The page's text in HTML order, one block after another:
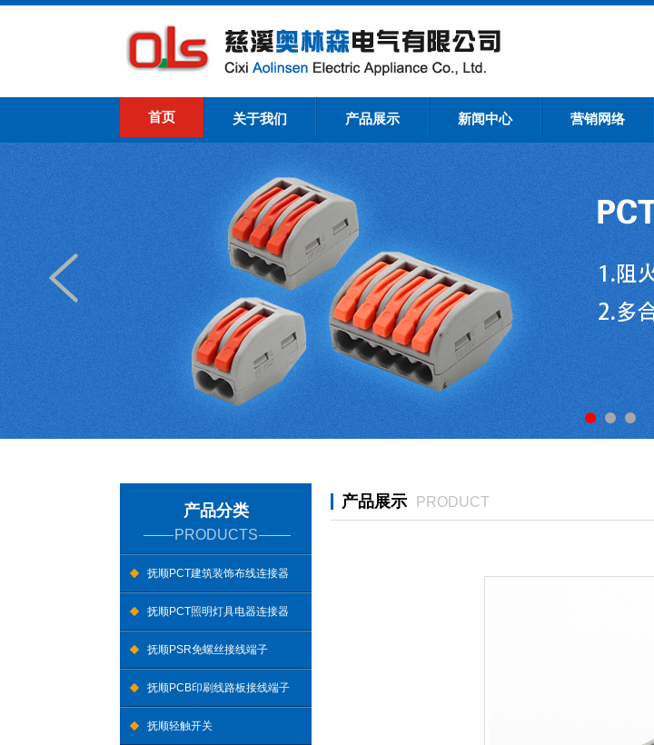
首页 关于我们 产品展示 新闻中心 营销网络
产品分类
PRODUCTS
抚顺PCT建筑装饰布线连接器
抚顺PCT照明灯具电器连接器
抚顺PSR免螺丝接线端子
抚顺PCB印刷线路板接线端子
抚顺轻触开关
产品展示 PRODUCT